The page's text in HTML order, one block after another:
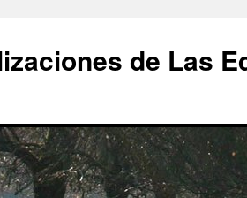
de Las